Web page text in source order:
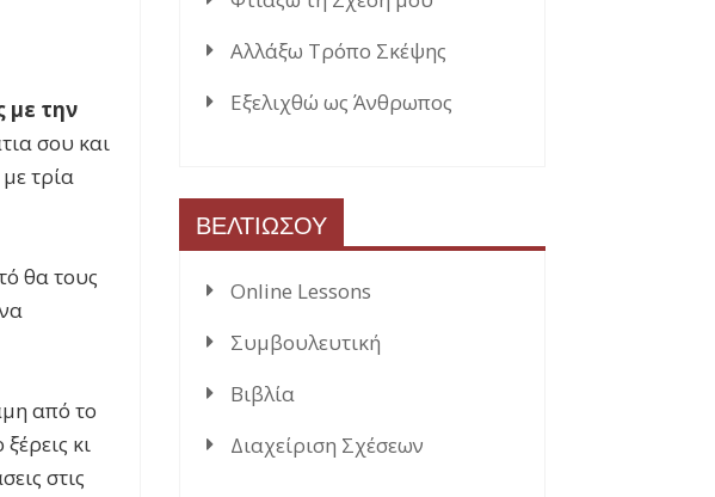
με την
σου και
τρία
θα τους
από το
κι
στις
Αλλάξω Τρόπο Σκέψης
Εξελιχθώ ως Άνθρωπος
ΒΕΛΤΙΩΣΟΥ
Online Lessons
Συμβουλευτική
Βιβλία
Διαχείριση Σχέσεων